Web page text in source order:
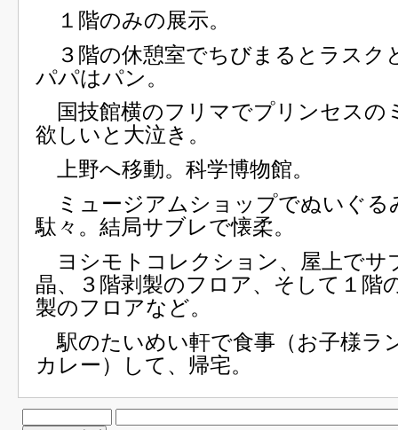
１階のみの展示。
３階の休憩室でちびまるとラスク
パパはパン。
国技館横のフリマでプリンセスの
欲しいと大泣き。
上野へ移動。科学博物館。
ミュージアムショップでぬいぐる
駄々。結局サブレで懐柔。
ヨシモトコレクション、屋上でサ
晶、３階剥製のフロア、そして１階
製のフロアなど。
駅のたいめい軒で食事（お子様ラ
カレー）して、帰宅。